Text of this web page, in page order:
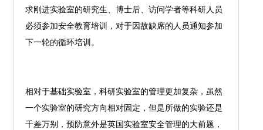
求刚进实验室的研究生、博士后、访问学者等科研人员
必须参加安全教育培训，对于因故缺席的人员通知参加
下一轮的循环培训。
相对于基础实验室，科研实验室的管理更加复杂，虽然
一个实验室的研究方向相对固定，但是所做的实验还是
千差万别，预防意外是英国实验室安全管理的大前题，